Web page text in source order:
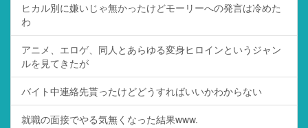
ヒカル別に嫌いじゃ無かったけどモーリーへの発言は冷めた
わ
アニメ、エロゲ、同人とあらゆる変身ヒロインというジャン
ルを見てきたが
バイト中連絡先貰ったけどどうすればいいかわからない
就職の面接でやる気無くなった結果www.